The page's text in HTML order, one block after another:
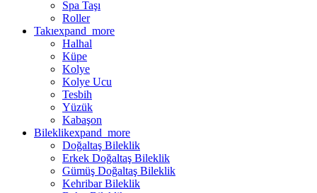
Spa Taşı
Roller
Takıexpand_more
Halhal
Küpe
Kolye
Kolye Ucu
Tesbih
Yüzük
Kabaşon
Bileklikexpand_more
Doğaltaş Bileklik
Erkek Doğaltaş Bileklik
Gümüş Doğaltaş Bileklik
Kehribar Bileklik